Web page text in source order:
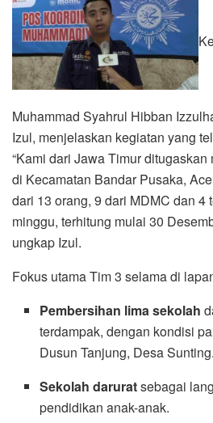
Muhammad Syahrul Hibban
Izul, menjelaskan kegiatan yang
“Kami dari Jawa Timur
di Kecamatan Bandar Pusaka,
dari 13 orang, 9 dari MDMC dan 4
minggu, terhitung mulai 30
ungkap Izul.
Fokus utama Tim 3 selama di
Pembersihan lima sekolah
terdampak, dengan kondisi
Dusun Tanjung, Desa Sunting.
Sekolah daruratsebagai
pendidikan anak-anak.